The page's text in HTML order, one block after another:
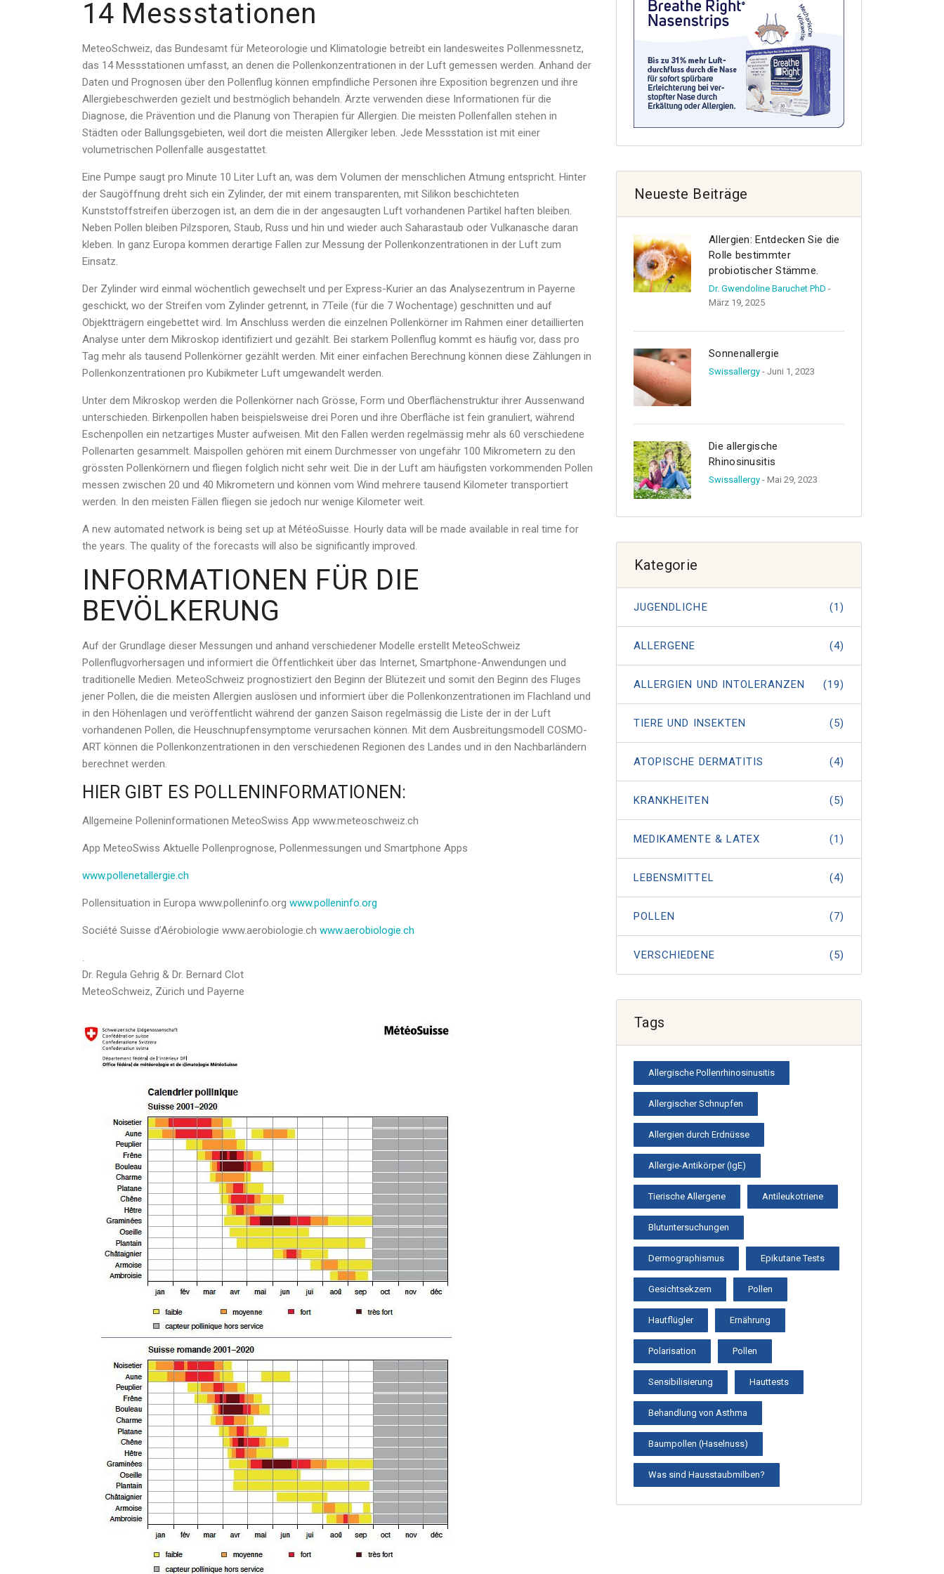
14 Messstationen
MeteoSchweiz, das Bundesamt für Meteorologie und Klimatologie betreibt ein landesweites Pollenmessnetz,
das 14 Messstationen umfasst, an denen die Pollenkonzentrationen in der Luft gemessen werden. Anhand der
Daten und Prognosen über den Pollenflug können empfindliche Personen ihre Exposition begrenzen und ihre
Allergiebeschwerden gezielt und bestmöglich behandeln. Ärzte verwenden diese Informationen für die
Diagnose, die Prävention und die Planung von Therapien für Allergien. Die meisten Pollenfallen stehen in
Städten oder Ballungsgebieten, weil dort die meisten Allergiker leben. Jede Messstation ist mit einer
volumetrischen Pollenfalle ausgestattet.
Eine Pumpe saugt pro Minute 10 Liter Luft an, was dem Volumen der menschlichen Atmung entspricht. Hinter
der Saugöffnung dreht sich ein Zylinder, der mit einem transparenten, mit Silikon beschichteten
Kunststoffstreifen überzogen ist, an dem die in der angesaugten Luft vorhandenen Partikel haften bleiben.
Neben Pollen bleiben Pilzsporen, Staub, Russ und hin und wieder auch Saharastaub oder Vulkanasche daran
kleben. In ganz Europa kommen derartige Fallen zur Messung der Pollenkonzentrationen in der Luft zum
Einsatz.
Der Zylinder wird einmal wöchentlich gewechselt und per Express-Kurier an das Analysezentrum in Payerne
geschickt, wo der Streifen vom Zylinder getrennt, in 7Teile (für die 7 Wochentage) geschnitten und auf
Objektträgern eingebettet wird. Im Anschluss werden die einzelnen Pollenkörner im Rahmen einer detaillierten
Analyse unter dem Mikroskop identifiziert und gezählt. Bei starkem Pollenflug kommt es häufig vor, dass pro
Tag mehr als tausend Pollenkörner gezählt werden. Mit einer einfachen Berechnung können diese Zählungen in
Pollenkonzentrationen pro Kubikmeter Luft umgewandelt werden.
Unter dem Mikroskop werden die Pollenkörner nach Grösse, Form und Oberflächenstruktur ihrer Aussenwand
unterschieden. Birkenpollen haben beispielsweise drei Poren und ihre Oberfläche ist fein granuliert, während
Eschenpollen ein netzartiges Muster aufweisen. Mit den Fallen werden regelmässig mehr als 60 verschiedene
Pollenarten gesammelt. Maispollen gehören mit einem Durchmesser von ungefähr 100 Mikrometern zu den
grössten Pollenkörnern und fliegen folglich nicht sehr weit. Die in der Luft am häufigsten vorkommenden Pollen
messen zwischen 20 und 40 Mikrometern und können vom Wind mehrere tausend Kilometer transportiert
werden. In den meisten Fällen fliegen sie jedoch nur wenige Kilometer weit.
A new automated network is being set up at MétéoSuisse. Hourly data will be made available in real time for
the years. The quality of the forecasts will also be significantly improved.
INFORMATIONEN FÜR DIE
BEVÖLKERUNG
Auf der Grundlage dieser Messungen und anhand verschiedener Modelle erstellt MeteoSchweiz
Pollenflugvorhersagen und informiert die Öffentlichkeit über das Internet, Smartphone-Anwendungen und
traditionelle Medien. MeteoSchweiz prognostiziert den Beginn der Blütezeit und somit den Beginn des Fluges
jener Pollen, die die meisten Allergien auslösen und informiert über die Pollenkonzentrationen im Flachland und
in den Höhenlagen und veröffentlicht während der ganzen Saison regelmässig die Liste der in der Luft
vorhandenen Pollen, die Heuschnupfensymptome verursachen können. Mit dem Ausbreitungsmodell COSMO-
ART können die Pollenkonzentrationen in den verschiedenen Regionen des Landes und in den Nachbarländern
berechnet werden.
HIER GIBT ES POLLENINFORMATIONEN:
Allgemeine Polleninformationen MeteoSwiss App www.meteoschweiz.ch
App MeteoSwiss Aktuelle Pollenprognose, Pollenmessungen und Smartphone Apps
www.pollenetallergie.ch
Pollensituation in Europa www.polleninfo.org www.polleninfo.org
Société Suisse d’Aérobiologie www.aerobiologie.ch www.aerobiologie.ch
Dr. Regula Gehrig & Dr. Bernard Clot
MeteoSchweiz, Zürich und Payerne
Neueste Beiträge
Allergien: Entdecken Sie die
Rolle bestimmter
probiotischer Stämme.
Dr. Gwendoline Baruchet PhD -
März 19, 2025
Sonnenallergie
Swissallergy - Juni 1, 2023
Die allergische
Rhinosinusitis
Swissallergy - Mai 29, 2023
Kategorie
JUGENDLICHE (1)
ALLERGENE (4)
ALLERGIEN UND INTOLERANZEN (19)
TIERE UND INSEKTEN (5)
ATOPISCHE DERMATITIS (4)
KRANKHEITEN (5)
MEDIKAMENTE & LATEX (1)
LEBENSMITTEL (4)
POLLEN (7)
VERSCHIEDENE (5)
Tags
Allergische Pollenrhinosinusitis
Allergischer Schnupfen
Allergien durch Erdnüsse
Allergie-Antikörper (IgE)
Tierische Allergene Antileukotriene
Blutuntersuchungen
Dermographismus Epikutane Tests
Gesichtsekzem Pollen
Hautflügler Ernährung
Polarisation Pollen
Sensibilisierung Hauttests
Behandlung von Asthma
Baumpollen (Haselnuss)
Was sind Hausstaubmilben?